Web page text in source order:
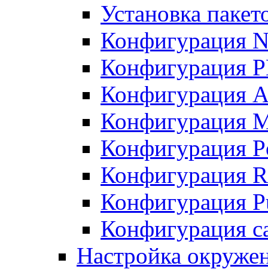
Установка
Конфигурация
Конфигурация
Конфигурация
Конфигурация
Конфигурация
Конфигурация
Конфигурация
Конфигурация
Настройка